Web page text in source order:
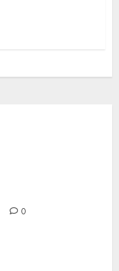
0